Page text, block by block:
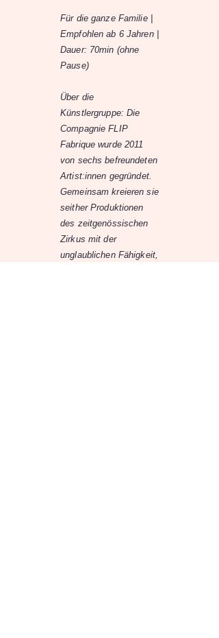
Für die ganze Familie |
Empfohlen ab 6 Jahren |
Dauer: 70min (ohne
Pause)
Über die
Künstlergruppe: Die
Compagnie FLIP
Fabrique wurde 2011
von sechs befreundeten
Artist:innen gegründet.
Gemeinsam kreieren sie
seither Produktionen
des zeitgenössischen
Zirkus mit der
unglaublichen Fähigkeit,